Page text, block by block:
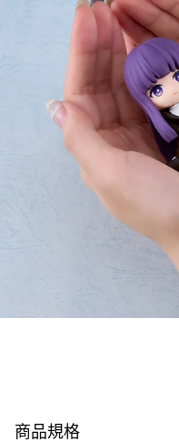
商品規格